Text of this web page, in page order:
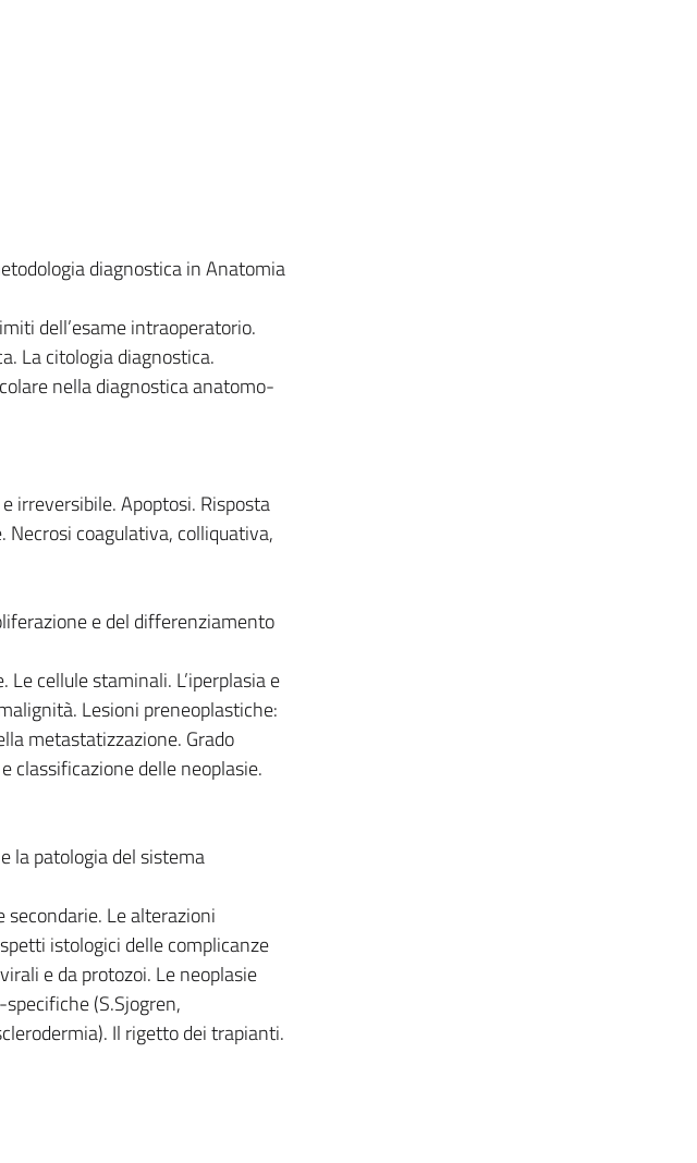
diagnostica in Anatomia
dell’esame intraoperatorio.
La citologia diagnostica.
nella diagnostica anatomo-
irreversibile. Apoptosi. Risposta
Necrosi coagulativa, colliquativa,
e del differenziamento
cellule staminali. L’iperplasia e
Lesioni preneoplastiche:
metastatizzazione. Grado
classificazione delle neoplasie.
la patologia del sistema
Le alterazioni
istologici delle complicanze
e da protozoi. Le neoplasie
(S.Sjogren,
Il rigetto dei trapianti.